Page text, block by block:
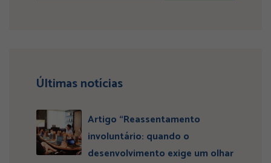
Últimas notícias
Artigo “Reassentamento
involuntário: quando o
desenvolvimento exige um olhar